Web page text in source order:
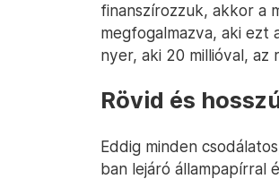
finanszírozzuk, akkor a
megfogalmazva, aki ezt
nyer, aki 20 millióval, az
Rövid és
Eddig minden
ban lejáró állampapírral